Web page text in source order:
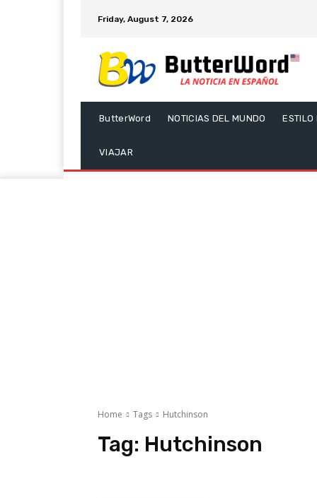
Friday, August 7, 2026
ButterWord NOTICIAS DEL MUNDO ESTILO
VIAJAR
Home Tags Hutchinson
Tag: Hutchinson